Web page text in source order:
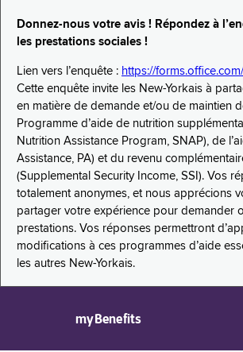
Donnez-nous votre avis ! Répondez à
les prestations sociales !
Lien vers l’enquête : https://
Cette enquête invite les New-Yorkais à
en matière de demande et/ou de maintien
Programme d’aide de nutrition
Nutrition Assistance Program, SNAP), de
Assistance, PA) et du revenu
(Supplemental Security Income, SSI). Vos
totalement anonymes, et nous apprécions
partager votre expérience pour demander
prestations. Vos réponses permettront
modifications à ces programmes d’aide
les autres New-Yorkais.
myBenefits